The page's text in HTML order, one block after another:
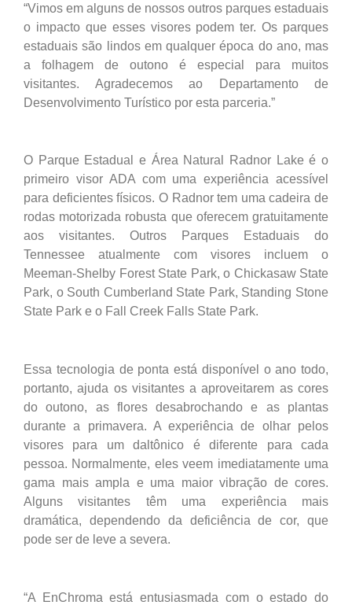
“Vimos em alguns de nossos outros parques estaduais
o impacto que esses visores podem ter. Os parques
estaduais são lindos em qualquer época do ano, mas
a folhagem de outono é especial para muitos
visitantes. Agradecemos ao Departamento de
Desenvolvimento Turístico por esta parceria.”
O Parque Estadual e Área Natural Radnor Lake é o
primeiro visor ADA com uma experiência acessível
para deficientes físicos. O Radnor tem uma cadeira de
rodas motorizada robusta que oferecem gratuitamente
aos visitantes. Outros Parques Estaduais do
Tennessee atualmente com visores incluem o
Meeman-Shelby Forest State Park, o Chickasaw State
Park, o South Cumberland State Park, Standing Stone
State Park e o Fall Creek Falls State Park.
Essa tecnologia de ponta está disponível o ano todo,
portanto, ajuda os visitantes a aproveitarem as cores
do outono, as flores desabrochando e as plantas
durante a primavera. A experiência de olhar pelos
visores para um daltônico é diferente para cada
pessoa. Normalmente, eles veem imediatamente uma
gama mais ampla e uma maior vibração de cores.
Alguns visitantes têm uma experiência mais
dramática, dependendo da deficiência de cor, que
pode ser de leve a severa.
“A EnChroma está entusiasmada com o estado do